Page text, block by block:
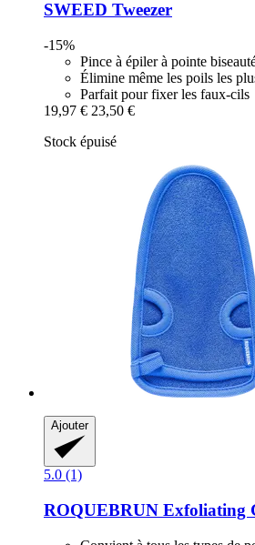
SWEED Tweezer
-15%
Pince à épiler à pointe
Élimine même les poils les
Parfait pour fixer les faux-cils
19,97 € 23,50 €
Stock épuisé
Ajouter
5.0 (1)
ROQUEBRUN Exfoliating